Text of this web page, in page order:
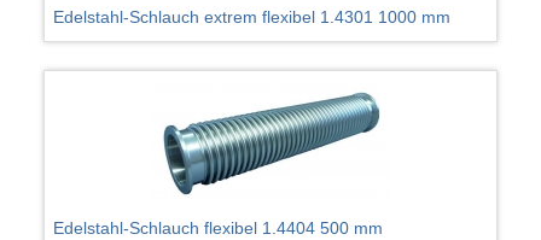
Edelstahl-Schlauch extrem flexibel 1.4301 1000 mm
Edelstahl-Schlauch flexibel 1.4404 500 mm